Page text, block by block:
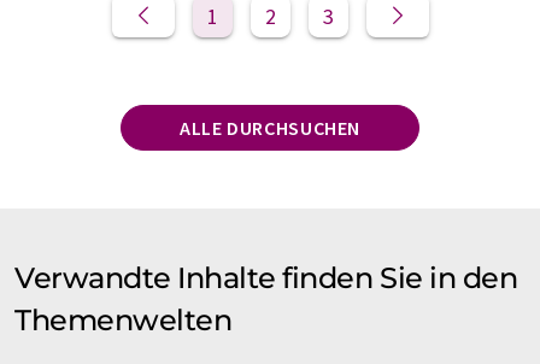
1 2 3
ALLE DURCHSUCHEN
Verwandte Inhalte finden Sie in den
Themenwelten